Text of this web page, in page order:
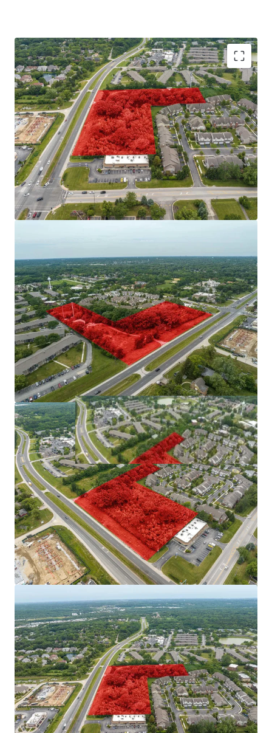
Central Location with Access to Interstates
28,000 Vehicles per Day on Kinger Hwy
1.5 miles from Interstate I-55
25 Minutes to Midway International Airport
30 Minutes to Downtown Chicago
Proximity to Argon National Laboratory
Sought-After Chicago Suburb with Significant
Employer Base
Favorable Submarket Fundamentals Allows For
Outperformance